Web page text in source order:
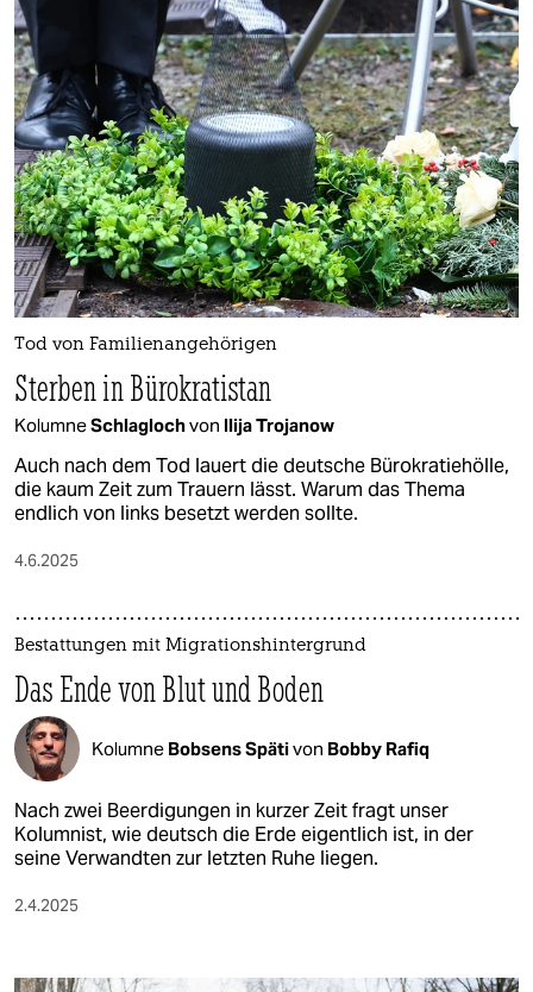
Tod von Familienangehörigen
Sterben in Bürokratistan
KolumneSchlaglochvon Ilija Trojanow
Auch nach dem Tod lauert die deutsche Bürokratiehölle,
die kaum Zeit zum Trauern lässt. Warum das Thema
endlich von links besetzt werden sollte.
4.6.2025
Bestattungen mit Migrationshintergrund
Das Ende von Blut und Boden
Kolumne Bobsens Spätivon Bobby Rafiq
Nach zwei Beerdigungen in kurzer Zeit fragt unser
Kolumnist, wie deutsch die Erde eigentlich ist, in der
seine Verwandten zur letzten Ruhe liegen.
2.4.2025